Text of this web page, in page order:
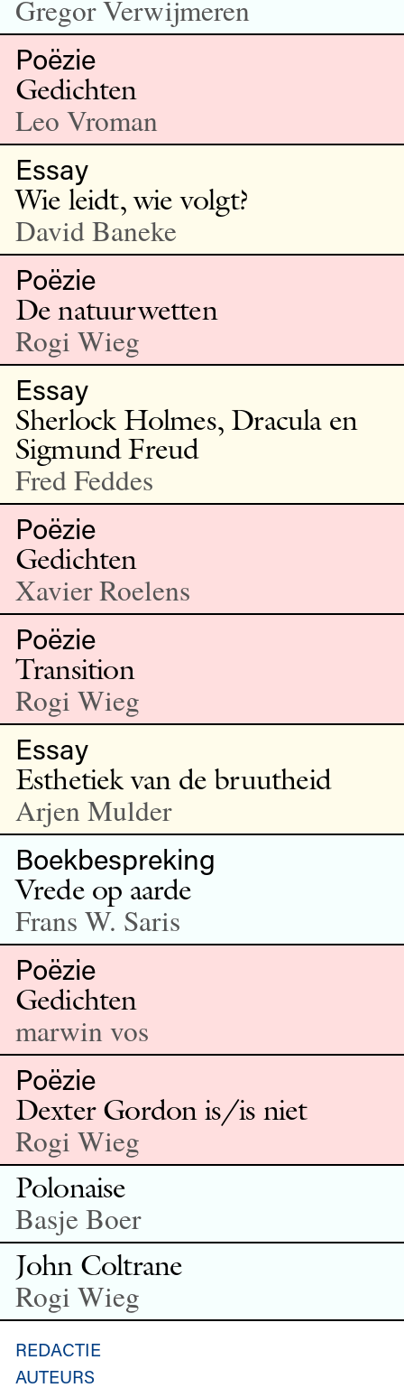
Gregor Verwijmeren
Poëzie
Gedichten
Leo Vroman
Essay
Wie leidt, wie volgt?
David Baneke
Poëzie
De natuurwetten
Rogi Wieg
Essay
Sherlock Holmes, Dracula en
Sigmund Freud
Fred Feddes
Poëzie
Gedichten
Xavier Roelens
Poëzie
Transition
Rogi Wieg
Essay
Esthetiek van de bruutheid
Arjen Mulder
Boekbespreking
Vrede op aarde
Frans W. Saris
Poëzie
Gedichten
marwin vos
Poëzie
Dexter Gordon is/is niet
Rogi Wieg
Polonaise
Basje Boer
John Coltrane
Rogi Wieg
REDACTIE
AUTEURS